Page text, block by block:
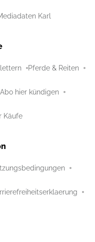
Karl
Pferde & Reiten
hier kündigen
Käufe